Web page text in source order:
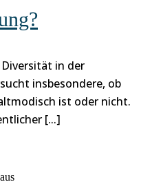
in der
insbesondere, ob
ist oder nicht.
[...]